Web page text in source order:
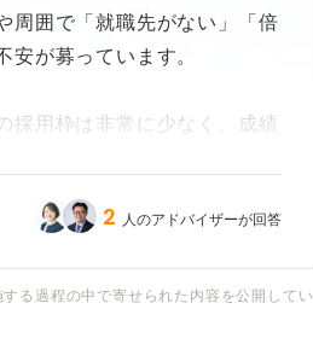
周囲で「就職先がない」「倍
が募っています。
採用枠は非常に少なく、成績
に臨床検査技師として生き残
という考えでは通用しない
2 人のアドバイザーが回答
る過程の中で寄せられた内容を公開してい